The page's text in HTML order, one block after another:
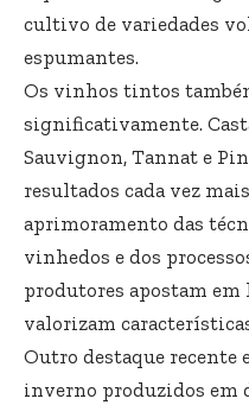
cultivo de variedades
espumantes.
Os vinhos tintos
significativamente.
Sauvignon, Tannat e
resultados cada vez
aprimoramento das
vinhedos e dos
produtores apostam
valorizam
Outro destaque recente
inverno produzidos em